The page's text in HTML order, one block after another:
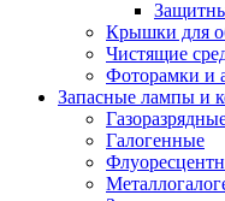
Крышки для
Чистящие
Фоторамки и
Запасные лампы и
Галогенные